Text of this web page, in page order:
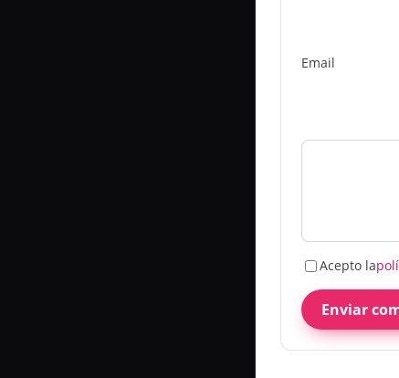
Email
Acepto la
Enviar